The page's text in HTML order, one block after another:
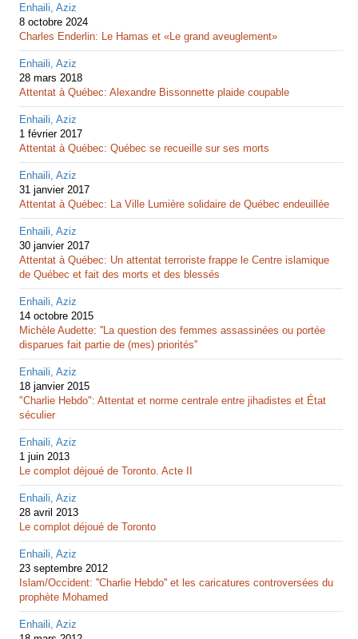
Enhaili, Aziz
8 octobre 2024
Charles Enderlin: Le Hamas et «Le grand aveuglement»
Enhaili, Aziz
28 mars 2018
Attentat à Québec: Alexandre Bissonnette plaide coupable
Enhaili, Aziz
1 février 2017
Attentat à Québec: Québec se recueille sur ses morts
Enhaili, Aziz
31 janvier 2017
Attentat à Québec: La Ville Lumière solidaire de Québec endeuillée
Enhaili, Aziz
30 janvier 2017
Attentat à Québec: Un attentat terroriste frappe le Centre islamique
de Québec et fait des morts et des blessés
Enhaili, Aziz
14 octobre 2015
Michèle Audette: ''La question des femmes assassinées ou portée
disparues fait partie de (mes) priorités''
Enhaili, Aziz
18 janvier 2015
"Charlie Hebdo": Attentat et norme centrale entre jihadistes et État
séculier
Enhaili, Aziz
1 juin 2013
Le complot déjoué de Toronto. Acte II
Enhaili, Aziz
28 avril 2013
Le complot déjoué de Toronto
Enhaili, Aziz
23 septembre 2012
Islam/Occident: ''Charlie Hebdo'' et les caricatures controversées du
prophète Mohamed
Enhaili, Aziz